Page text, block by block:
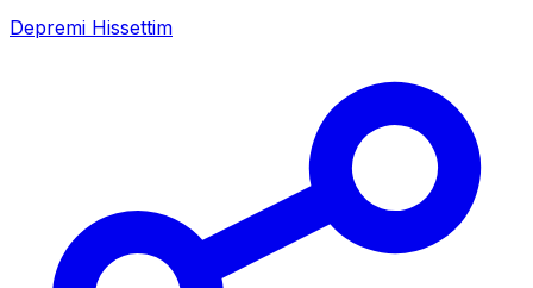
Depremi Hissettim